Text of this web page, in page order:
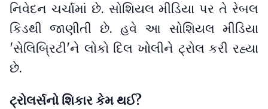
નિવેદન ચર્ચામાં છે. સોશિયલ મીડિયા પર તે રેબલ
કિડથી જાણીતી છે. હવે આ સોશિયલ મીડિયા
'સેલિબ્રિટી'ને લોકો દિલ ખોલીને ટ્રોલ કરી રહ્યા
છે.
ટ્રોલર્સનો શિકાર કેમ થઈ?